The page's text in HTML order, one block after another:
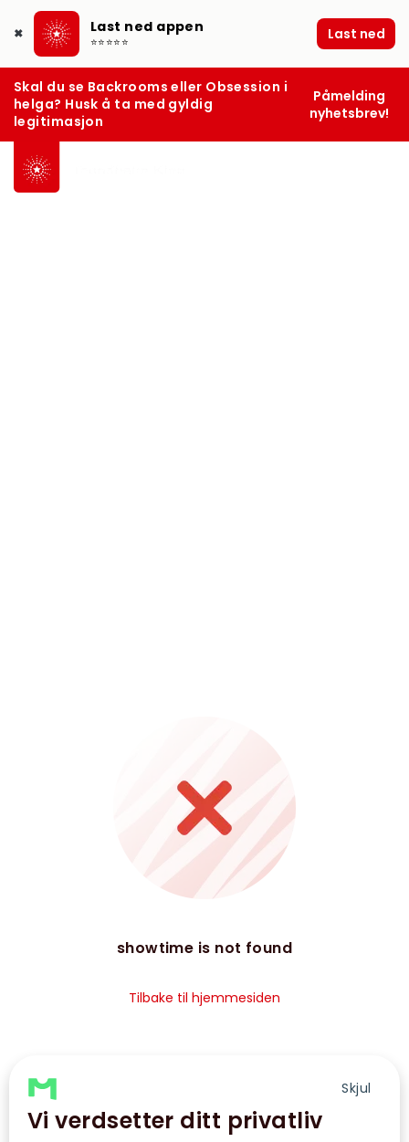
Skjul
Vi verdsetter ditt privatliv
✖ Last ned appen
⭐⭐⭐⭐⭐ Last ned
Skal du se Backrooms eller Obsession i
helga? Husk å ta med gyldig
legitimasjon
Påmelding
nyhetsbrev!
showtime is not found
Tilbake til hjemmesiden